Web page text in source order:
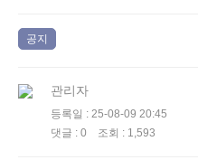
공지
관리자
등록일 : 25-08-09 20:45
댓글 : 0 조회 : 1,593